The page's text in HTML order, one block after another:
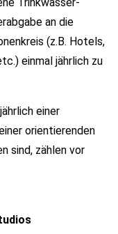
an die
(z.B. Hotels,
einmal jährlich zu
einer
orientierenden
sind, zählen vor